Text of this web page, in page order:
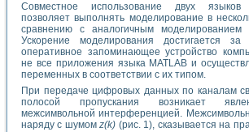
Совместное использование двух языков
позволяет выполнять моделирование в
сравнению с аналогичным моделированием
Ускорение моделирования достигается
оперативное запоминающее устройство
не все приложения языка MATLAB и
переменных в соответствии с их типом.
При передаче цифровых данных по каналам
полосой пропускания возникает
межсимвольной интерференцией.
наряду с шумомz(k) (рис. 1), сказывается на